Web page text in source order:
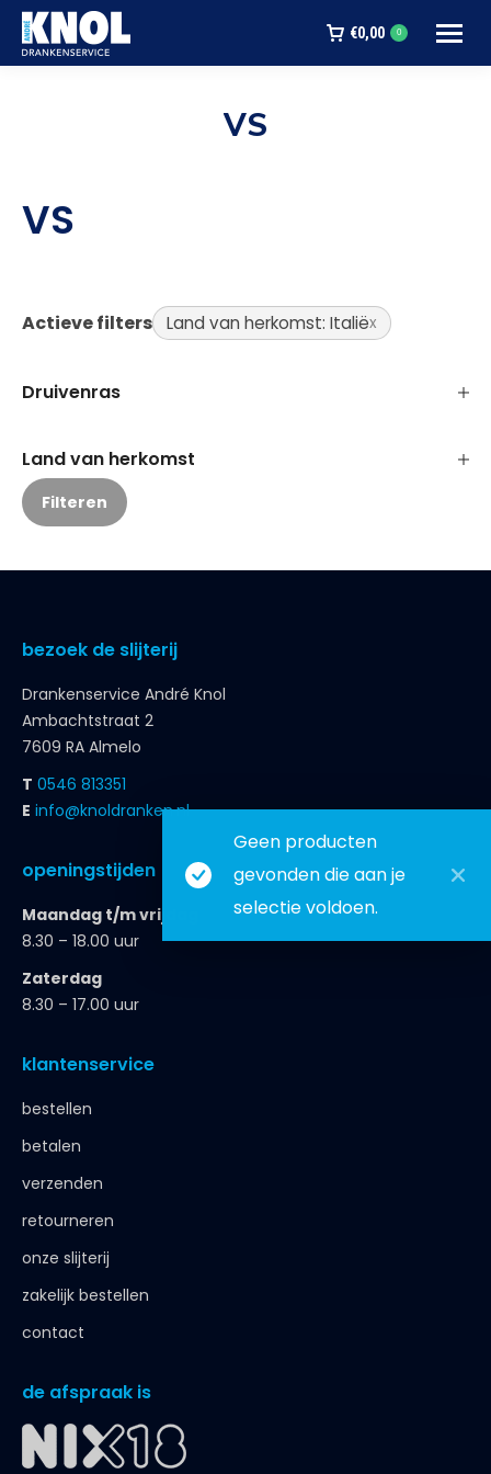
€0,00 0
VS
Geen producten
gevonden die aan je
selectie voldoen.
VS
Actieve filters Land van herkomst: Italië
Druivenras
Land van herkomst
Filteren
bezoek de slijterij
Drankenservice André Knol
Ambachtstraat 2
7609 RA Almelo
T 0546 813351
E info@knoldranken.nl
openingstijden
Maandag t/m vrijdag
8.30 – 18.00 uur
Zaterdag
8.30 – 17.00 uur
klantenservice
bestellen
betalen
verzenden
retourneren
onze slijterij
zakelijk bestellen
contact
de afspraak is